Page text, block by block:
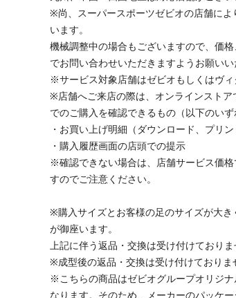
※尚、スーパースポーツゼビオの店舗に
います。
機械調整中の場合もございますので、価
でお問い合わせいただきますようお願いい
※サービス対象店舗はゼビオもしくはヴィ
※店舗へご来店の際は、オンラインスト
でのご購入を確認できるもの（以下のい
・お買い上げ明細（ダウンロード、プリン
・購入履歴画面の店頭での提示
※確認できない場合は、店舗サービス価
すのでご注意ください。
※購入サイズとお客様の足のサイズが大
が御座います。
上記に伴う返品・交換は受け付けておりま
※成型後の返品・交換は受け付けておりま
※こちらの商品はゼビオグループオリジ
なります。そのため、メーカーのパッケ